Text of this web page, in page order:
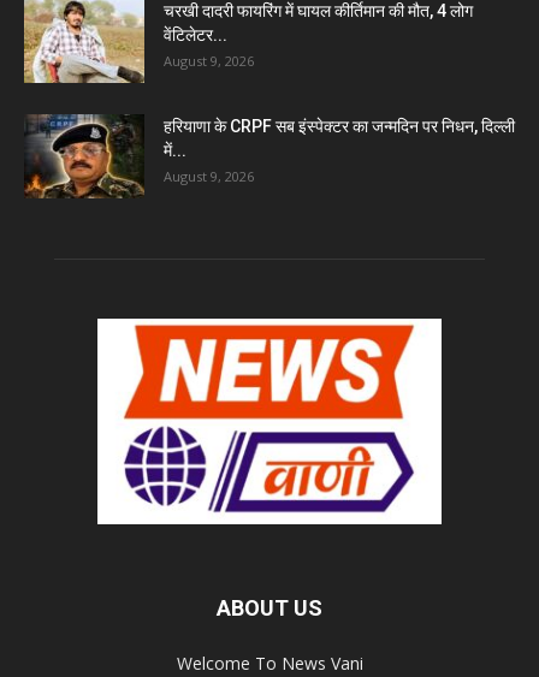
चरखी दादरी फायरिंग में घायल कीर्तिमान की मौत, 4 लोग
वेंटिलेटर...
August 9, 2026
हरियाणा के CRPF सब इंस्पेक्टर का जन्मदिन पर निधन, दिल्ली
में...
August 9, 2026
ABOUT US
Welcome To News Vani